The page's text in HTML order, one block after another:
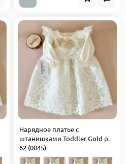
Нарядное платье с
штанишками Toddler Gold р.
62 (0045)